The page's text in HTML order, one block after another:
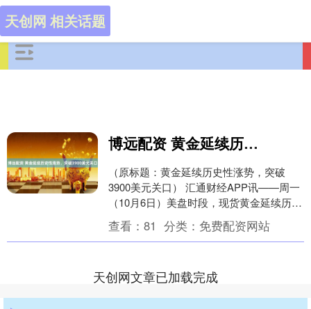
天创网 相关话题
博远配资 黄金延续历史性涨势，突破3900美元关口
（原标题：黄金延续历史性涨势，突破
3900美元关口） 汇通财经APP讯——周一
（10月6日）美盘时段，现货黄金延续历史
性涨势，价格突破3900美元，不断刷新历
史....
查看： 81 分类： 免费配资网站
天创网文章已加载完成